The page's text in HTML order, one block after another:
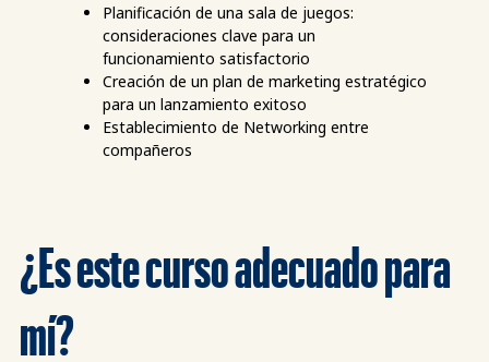
Planificación de una sala de juegos:
consideraciones clave para un
funcionamiento satisfactorio
Creación de un plan de marketing estratégico
para un lanzamiento exitoso
Establecimiento de Networking entre
compañeros
¿Es este curso adecuado para
mí?